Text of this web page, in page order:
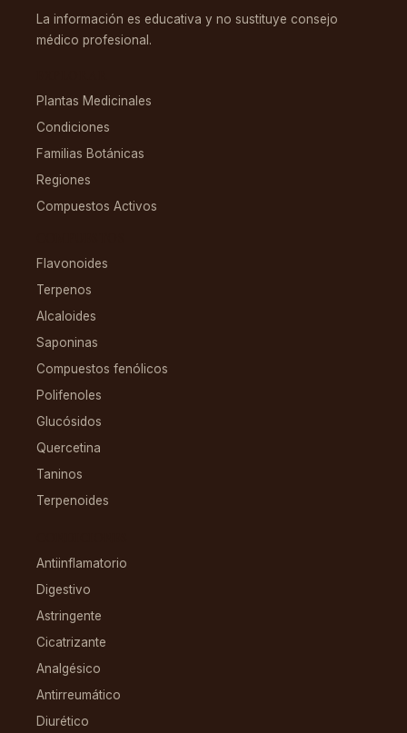
La información es educativa y no sustituye consejo
médico profesional.
Plantas Medicinales
Condiciones
Familias Botánicas
Regiones
Compuestos Activos
Flavonoides
Terpenos
Alcaloides
Saponinas
Compuestos fenólicos
Polifenoles
Glucósidos
Quercetina
Taninos
Terpenoides
Antiinflamatorio
Digestivo
Astringente
Cicatrizante
Analgésico
Antirreumático
Diurético